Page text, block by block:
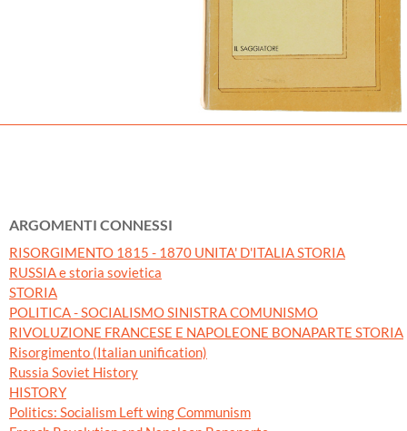
ARGOMENTI CONNESSI
RISORGIMENTO 1815 - 1870 UNITA' D'ITALIA STORIA
RUSSIA e storia sovietica
STORIA
POLITICA - SOCIALISMO SINISTRA COMUNISMO
RIVOLUZIONE FRANCESE E NAPOLEONE BONAPARTE STORIA
Risorgimento (Italian unification)
Russia Soviet History
HISTORY
Politics: Socialism Left wing Communism